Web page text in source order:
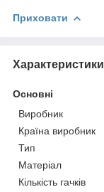
Приховати
Характеристики
Основні
Виробник
Країна виробник
Тип
Матеріал
Кількість гачків